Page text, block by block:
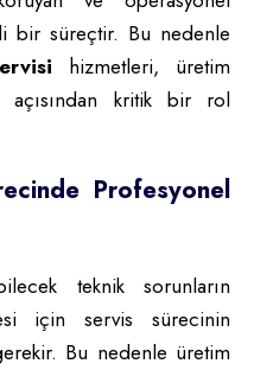
bir süreçtir. Bu nedenle
hizmetleri, üretim
açısından kritik bir rol
Profesyonel
teknik sorunların
için servis sürecinin
Bu nedenle üretim